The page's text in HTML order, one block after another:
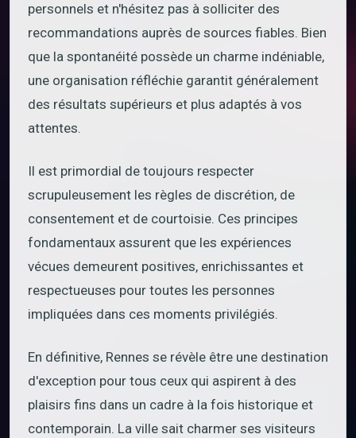
personnels et n'hésitez pas à solliciter des
recommandations auprès de sources fiables. Bien
que la spontanéité possède un charme indéniable,
une organisation réfléchie garantit généralement
des résultats supérieurs et plus adaptés à vos
attentes.
Il est primordial de toujours respecter
scrupuleusement les règles de discrétion, de
consentement et de courtoisie. Ces principes
fondamentaux assurent que les expériences
vécues demeurent positives, enrichissantes et
respectueuses pour toutes les personnes
impliquées dans ces moments privilégiés.
En définitive, Rennes se révèle être une destination
d'exception pour tous ceux qui aspirent à des
plaisirs fins dans un cadre à la fois historique et
contemporain. La ville sait charmer ses visiteurs